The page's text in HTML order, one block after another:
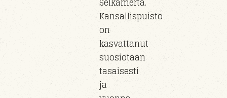
Kansallispuisto
on
kasvattanut
suosiotaan
tasaisesti
ja